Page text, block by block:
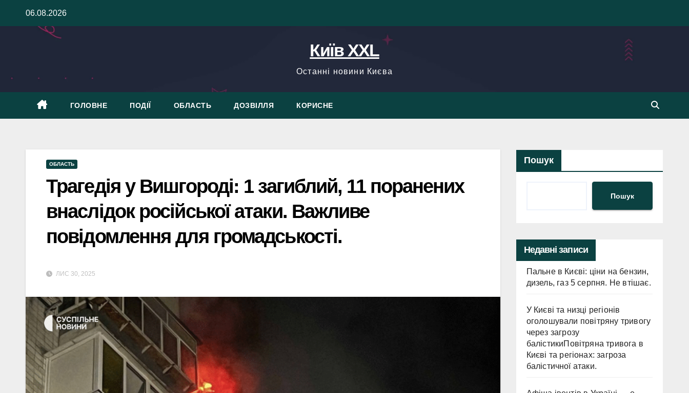
06.08.2026
Київ XXL
Останні новини Києва
ГОЛОВНЕ ПОДІЇ ОБЛАСТЬ ДОЗВІЛЛЯ КОРИСНЕ
ОБЛАСТЬ
Трагедія у Вишгороді: 1 загиблий, 11 поранених
внаслідок російської атаки. Важливе
повідомлення для громадськості.
ЛИС 30, 2025
Пошук
Пошук
Недавні записи
Пальне в Києві: ціни на бензин,
дизель, газ 5 серпня. Не втішає.
У Києві та низці регіонів
оголошували повітряну тривогу
через загрозу
балістикиПовітряна тривога в
Києві та регіонах: загроза
балістичної атаки.